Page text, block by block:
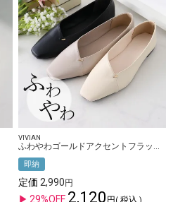
VIVIAN
ふわやわゴールドアクセントフラットシューズ
即納
定価 2,990
29%OFF 2,120